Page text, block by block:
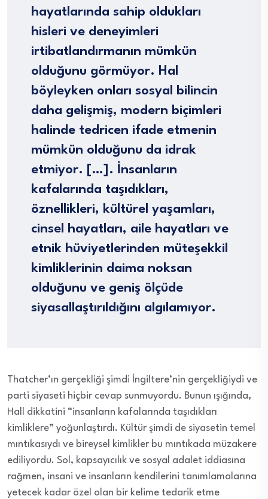
hayatlarında sahip oldukları
hisleri ve deneyimleri
irtibatlandırmanın mümkün
olduğunu görmüyor. Hal
böyleyken onları sosyal bilincin
daha gelişmiş, modern biçimleri
halinde tedricen ifade etmenin
mümkün olduğunu da idrak
etmiyor. […]. İnsanların
kafalarında taşıdıkları,
öznellikleri, kültürel yaşamları,
cinsel hayatları, aile hayatları ve
etnik hüviyetlerinden müteşekkil
kimliklerinin daima noksan
olduğunu ve geniş ölçüde
siyasallaştırıldığını algılamıyor.
Thatcher’ın gerçekliği şimdi İngiltere’nin gerçekliğiydi ve
parti siyaseti hiçbir cevap sunmuyordu. Bunun ışığında,
Hall dikkatini “insanların kafalarında taşıdıkları
kimliklere” yoğunlaştırdı. Kültür şimdi de siyasetin temel
mıntıkasıydı ve bireysel kimlikler bu mıntıkada müzakere
ediliyordu. Sol, kapsayıcılık ve sosyal adalet iddiasına
rağmen, insani ve insanların kendilerini tanımlamalarına
yetecek kadar özel olan bir kelime tedarik etme